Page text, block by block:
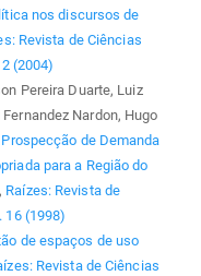
nos discursos de
Revista de Ciências
(2004)
Pereira Duarte, Luiz
Nardon, Hugo
Prospecção de Demanda
para a Região do
, Raízes: Revista de
16 (1998)
de espaços de uso
Revista de Ciências